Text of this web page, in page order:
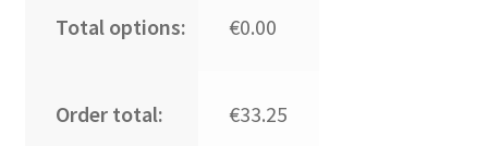
Total options: €0.00
Order total: €33.25